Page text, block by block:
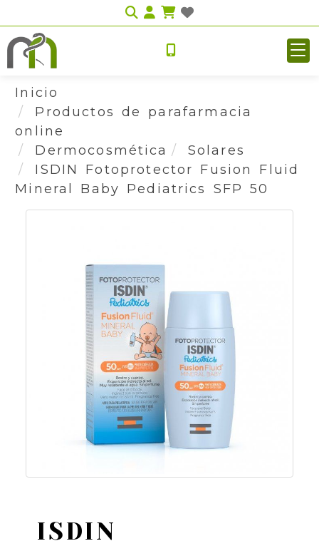
Identifícate
Inicio
Productos de parafarmacia
online
Dermocosmética
Solares
ISDIN Fotoprotector Fusion Fluid
Mineral Baby Pediatrics SFP 50
ISDIN